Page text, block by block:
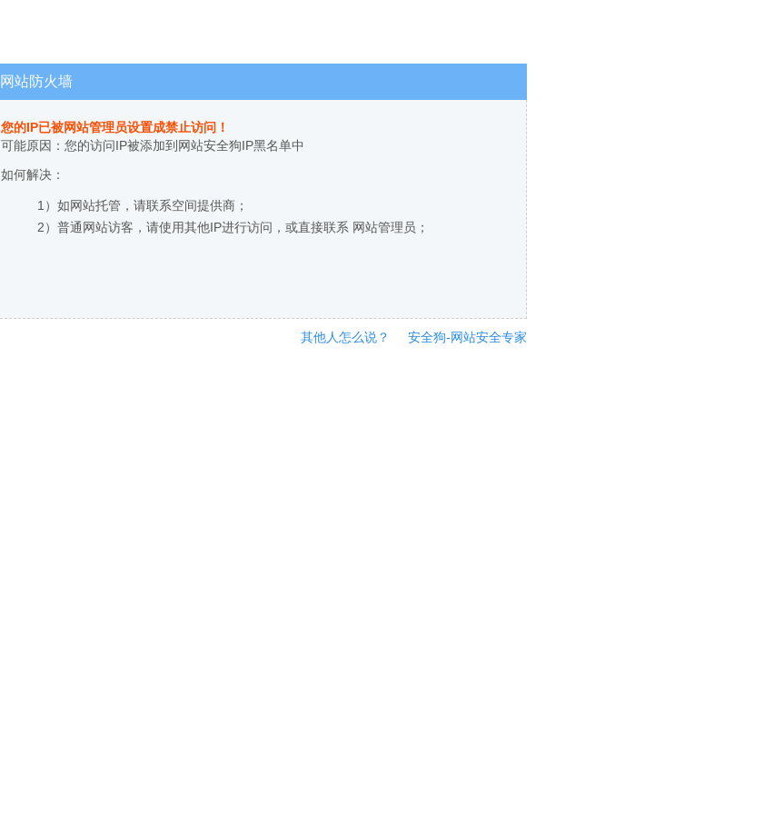
网站防火墙
您的IP已被网站管理员设置成禁止访问！
可能原因：您的访问IP被添加到网站安全狗IP黑名单中
如何解决：
1）如网站托管，请联系空间提供商；
2）普通网站访客，请使用其他IP进行访问，或直接联系 网站管理员；
其他人怎么说？ 安全狗-网站安全专家